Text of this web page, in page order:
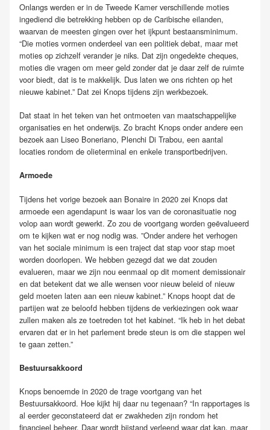
Onlangs werden er in de Tweede Kamer verschillende moties
ingediend die betrekking hebben op de Caribische eilanden,
waarvan de meesten gingen over het ijkpunt bestaansminimum.
“Die moties vormen onderdeel van een politiek debat, maar met
moties op zichzelf verander je niks. Dat zijn ongedekte cheques,
moties die vragen om meer geld zonder dat je daar zelf de ruimte
voor biedt, dat is te makkelijk. Dus laten we ons richten op het
nieuwe kabinet.” Dat zei Knops tijdens zijn werkbezoek.
Dat staat in het teken van het ontmoeten van maatschappelijke
organisaties en het onderwijs. Zo bracht Knops onder andere een
bezoek aan Liseo Boneriano, Plenchi Di Trabou, een aantal
locaties rondom de olieterminal en enkele transportbedrijven.
Armoede
Tijdens het vorige bezoek aan Bonaire in 2020 zei Knops dat
armoede een agendapunt is waar los van de coronasituatie nog
volop aan wordt gewerkt. Zo zou de voortgang worden geëvalueerd
om te kijken wat er nog nodig was. ”Onder andere het verhogen
van het sociale minimum is een traject dat stap voor stap moet
worden doorlopen. We hebben gezegd dat we dat zouden
evalueren, maar we zijn nou eenmaal op dit moment demissionair
en dat betekent dat we alle wensen voor nieuw beleid of nieuw
geld moeten laten aan een nieuw kabinet.” Knops hoopt dat de
partijen wat ze beloofd hebben tijdens de verkiezingen ook waar
zullen maken als ze toetreden tot het kabinet. “Ik heb in het debat
ervaren dat er in het parlement brede steun is om die stappen wel
te gaan zetten.”
Bestuursakkoord
Knops benoemde in 2020 de trage voortgang van het
Bestuursakkoord. Hoe kijkt hij daar nu tegenaan? “In rapportages is
al eerder geconstateerd dat er zwakheden zijn rondom het
financieel beheer. Daar wordt bijstand verleend waar dat kan, maar